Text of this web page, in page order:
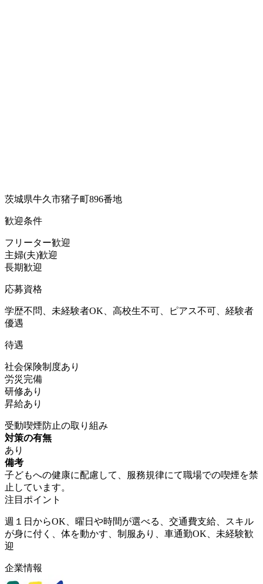
茨城県牛久市猪子町896番地
歓迎条件
フリーター歓迎
主婦(夫)歓迎
長期歓迎
応募資格
学歴不問、未経験者OK、高校生不可、ピアス不可、経験者
優遇
待遇
社会保険制度あり
労災完備
研修あり
昇給あり
受動喫煙防止の取り組み
対策の有無
あり
備考
子どもへの健康に配慮して、服務規律にて職場での喫煙を禁
止しています。
注目ポイント
週１日からOK、曜日や時間が選べる、交通費支給、スキル
が身に付く、体を動かす、制服あり、車通勤OK、未経験歓
迎
企業情報